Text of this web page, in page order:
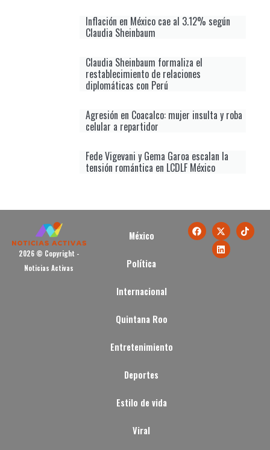
Inflación en México cae al 3.12% según
Claudia Sheinbaum
Claudia Sheinbaum formaliza el
restablecimiento de relaciones
diplomáticas con Perú
Agresión en Coacalco: mujer insulta y roba
celular a repartidor
Fede Vigevani y Gema Garoa escalan la
tensión romántica en LCDLF México
2026 © Copyright -
Noticias Activas
México
Política
Internacional
Quintana Roo
Entretenimiento
Deportes
Estilo de vida
Viral